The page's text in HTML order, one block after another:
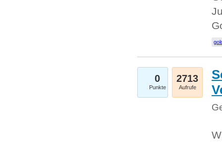
0
Punkte
2713
Aufrufe